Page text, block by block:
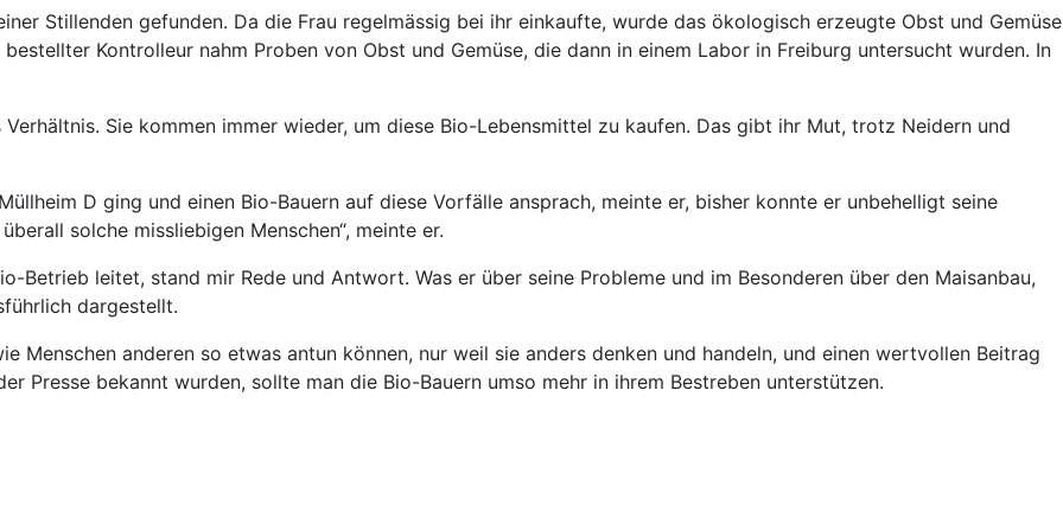
Stillenden gefunden. Da die Frau regelmässig bei ihr einkaufte, wurde das ökologisch erzeugte Obst und Gemüse
Kontrolleur nahm Proben von Obst und Gemüse, die dann in einem Labor in Freiburg untersucht wurden. In
Sie kommen immer wieder, um diese Bio-Lebensmittel zu kaufen. Das gibt ihr Mut, trotz Neidern und
D ging und einen Bio-Bauern auf diese Vorfälle ansprach, meinte er, bisher konnte er unbehelligt seine
solche missliebigen Menschen“, meinte er.
Betrieb leitet, stand mir Rede und Antwort. Was er über seine Probleme und im Besonderen über den Maisanbau,
dargestellt.
Menschen anderen so etwas antun können, nur weil sie anders denken und handeln, und einen wertvollen Beitrag
Presse bekannt wurden, sollte man die Bio-Bauern umso mehr in ihrem Bestreben unterstützen.